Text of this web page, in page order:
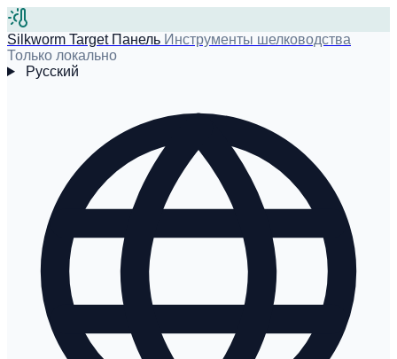
Silkworm Target Панель Инструменты шелководства
Только локально
Русский